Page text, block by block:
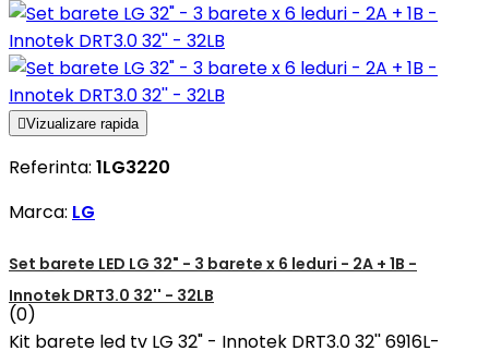
Vizualizare rapida
Referinta: 1LG3220
Marca: LG
Set barete LED LG 32" - 3 barete x 6 leduri - 2A + 1B -
Innotek DRT3.0 32'' - 32LB
(0)
Kit barete led tv LG 32" - Innotek DRT3.0 32'' 6916L-